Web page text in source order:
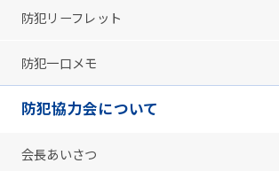
防犯リーフレット
防犯一口メモ
防犯協力会について
会長あいさつ